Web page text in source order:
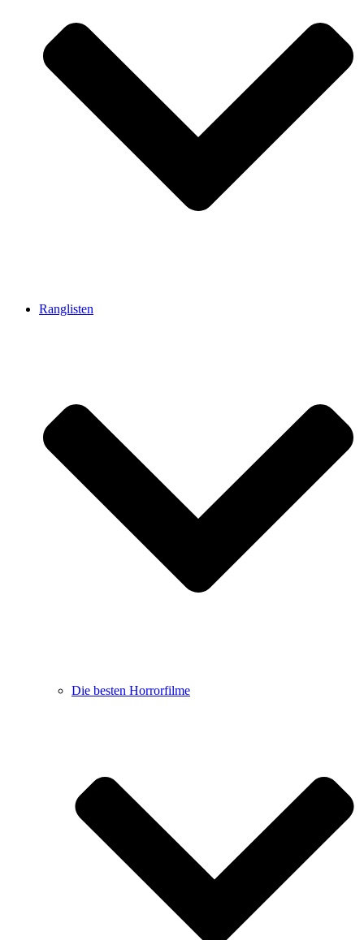
Ranglisten
Die besten Horrorfilme